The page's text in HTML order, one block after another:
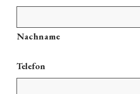
Nachname
Telefon